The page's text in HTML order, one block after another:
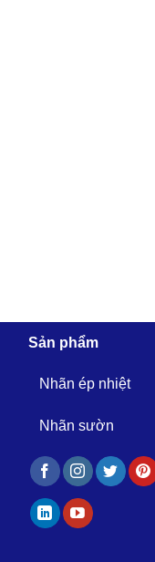
Sản phẩm
Nhãn ép nhiệt
Nhãn sườn